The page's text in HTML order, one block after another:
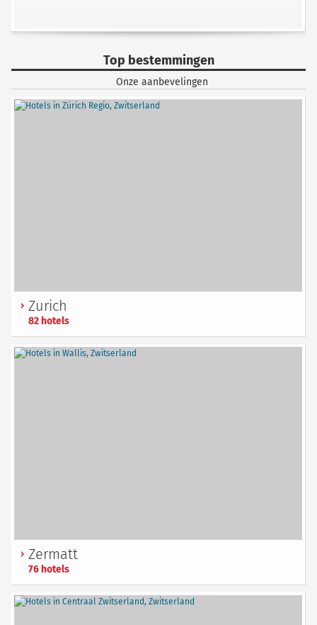
Top bestemmingen
Onze aanbevelingen
Zurich
82 hotels
Zermatt
76 hotels